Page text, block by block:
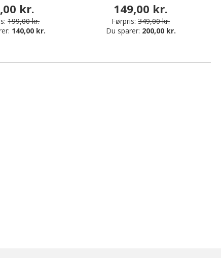
kr.
199,00 kr.
140,00 kr.
149,00 kr.
Førpris: 349,00 kr.
Du sparer: 200,00 kr.